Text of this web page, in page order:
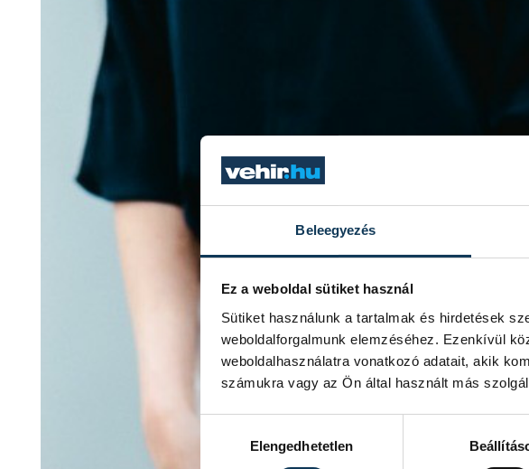
Beleegyezés
Ez a weboldal sütiket használ
Sütiket használunk a tartalmak és hirdetések
weboldalforgalmunk elemzéséhez. Ezenkívül
weboldalhasználatra vonatkozó adatait, akik
számukra vagy az Ön által használt más
Elengedhetetlen